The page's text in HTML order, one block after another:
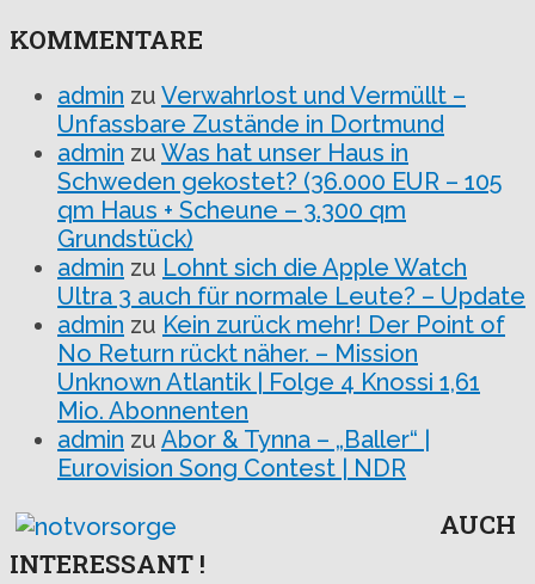
KOMMENTARE
admin zu Verwahrlost und Vermüllt –
Unfassbare Zustände in Dortmund
admin zu Was hat unser Haus in
Schweden gekostet? (36.000 EUR – 105
qm Haus + Scheune – 3.300 qm
Grundstück)
admin zu Lohnt sich die Apple Watch
Ultra 3 auch für normale Leute? – Update
admin zu Kein zurück mehr! Der Point of
No Return rückt näher. – Mission
Unknown Atlantik | Folge 4 Knossi 1,61
Mio. Abonnenten
admin zu Abor & Tynna – „Baller“ |
Eurovision Song Contest | NDR
AUCH
INTERESSANT !